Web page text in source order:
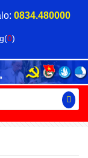
0834.480000
(0)